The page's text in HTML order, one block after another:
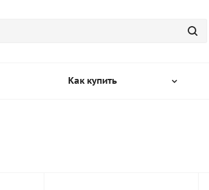
Как купить